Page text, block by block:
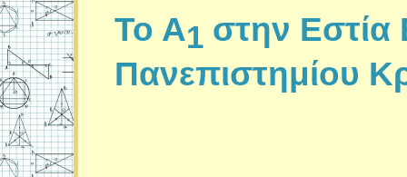
To A1 στην
Πανεπιστημίου